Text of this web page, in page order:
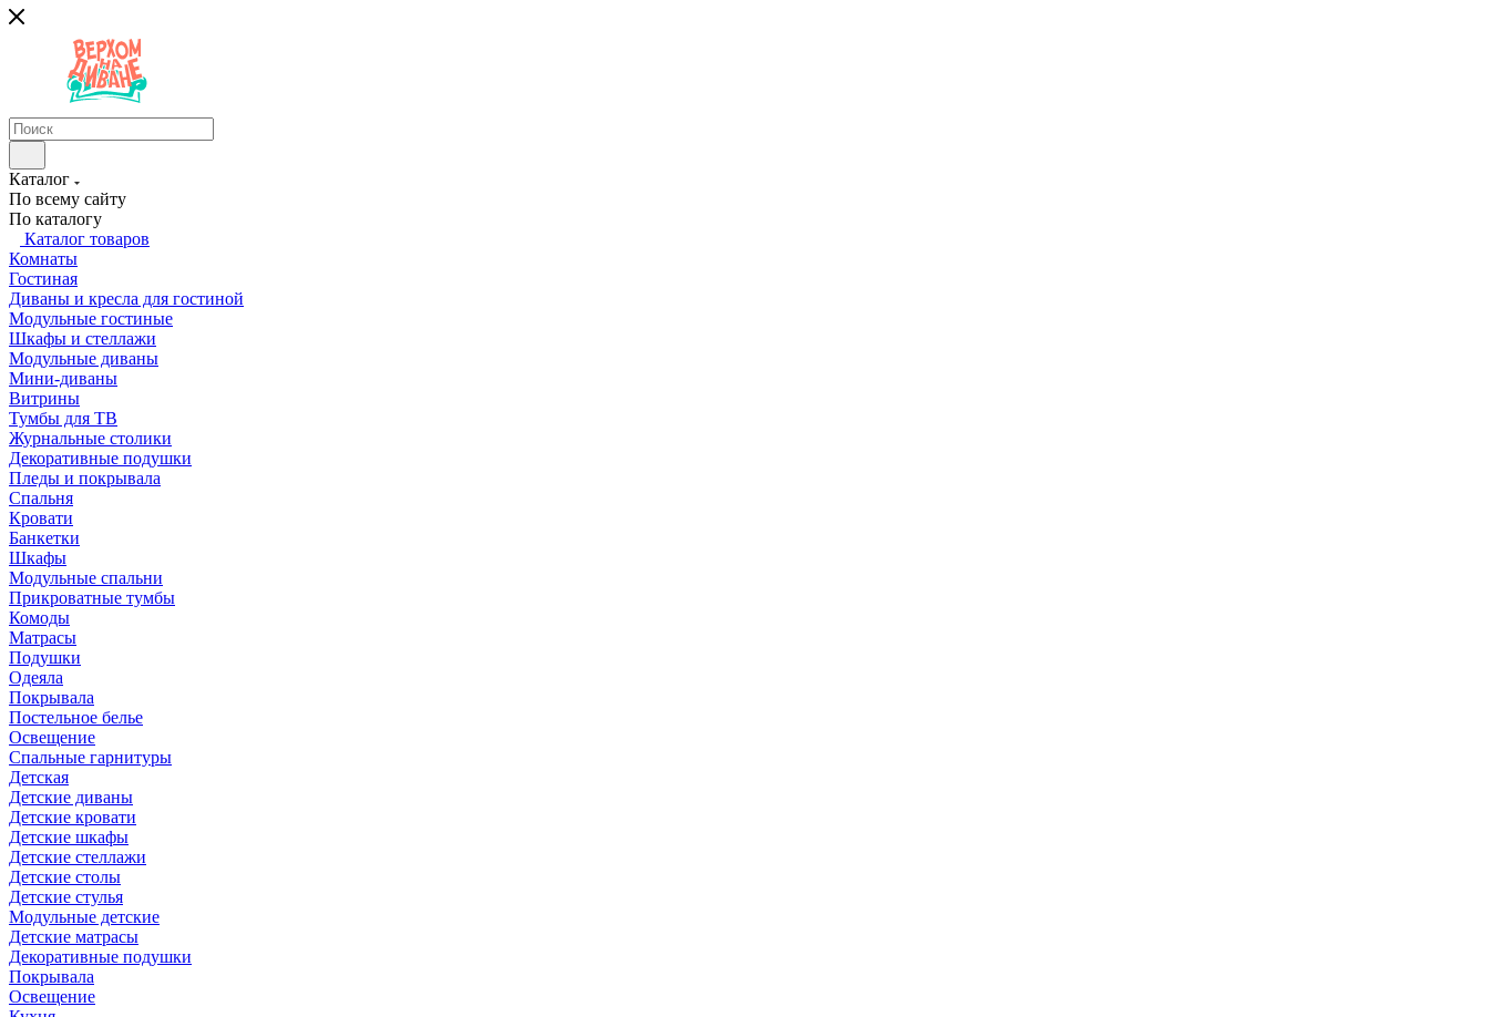
Каталог
По всему сайту
По каталогу
Каталог товаров
Комнаты
Гостиная
Диваны и кресла для гостиной
Модульные гостиные
Шкафы и стеллажи
Модульные диваны
Мини-диваны
Витрины
Тумбы для ТВ
Журнальные столики
Декоративные подушки
Пледы и покрывала
Спальня
Кровати
Банкетки
Шкафы
Модульные спальни
Прикроватные тумбы
Комоды
Матрасы
Подушки
Одеяла
Покрывала
Постельное белье
Освещение
Спальные гарнитуры
Детская
Детские диваны
Детские кровати
Детские шкафы
Детские стеллажи
Детские столы
Детские стулья
Модульные детские
Детские матрасы
Декоративные подушки
Покрывала
Освещение